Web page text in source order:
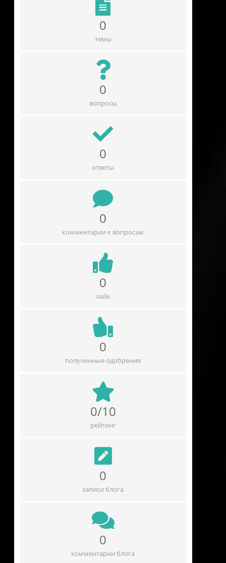
0
темы
0
вопросы
0
ответы
0
комментарии к вопросам
0
лайк
0
полученные одобрения
0/10
рейтинг
0
записи блога
0
комментарии блога